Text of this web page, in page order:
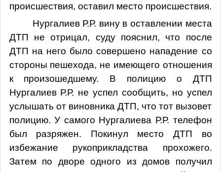
происшествия, оставил место происшествия.
Нургалиев Р.Р. вину в оставлении места
ДТП не отрицал, суду пояснил, что после
ДТП на него было совершено нападение со
стороны пешехода, не имеющего отношения
к произошедшему. В полицию о ДТП
Нургалиев Р.Р. не успел сообщить, но успел
услышать от виновника ДТП, что тот вызовет
полицию. У самого Нургалиева Р.Р. телефон
был разряжен. Покинул место ДТП во
избежание рукоприкладства прохожего.
Затем по дворе одного из домов получил